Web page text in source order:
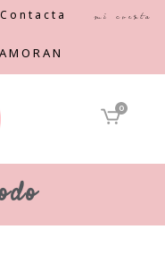
Contacta Mi cuenta
0